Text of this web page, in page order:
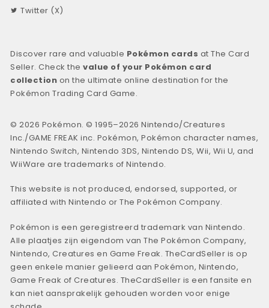
Twitter (X)
Discover rare and valuable Pokémon cards at The Card
Seller. Check thevalue of your Pokémon card
collection on the ultimate online destination for the
Pokémon Trading Card Game.
© 2026 Pokémon. © 1995–2026 Nintendo/Creatures
Inc./GAME FREAK inc. Pokémon, Pokémon character names,
Nintendo Switch, Nintendo 3DS, Nintendo DS, Wii, Wii U, and
WiiWare are trademarks of Nintendo.
This website is not produced, endorsed, supported, or
affiliated with Nintendo or The Pokémon Company.
Pokémon is een geregistreerd trademark van Nintendo.
Alle plaatjes zijn eigendom van The Pokémon Company,
Nintendo, Creatures en Game Freak. TheCardSeller is op
geen enkele manier gelieerd aan Pokémon, Nintendo,
Game Freak of Creatures. TheCardSeller is een fansite en
kan niet aansprakelijk gehouden worden voor enige